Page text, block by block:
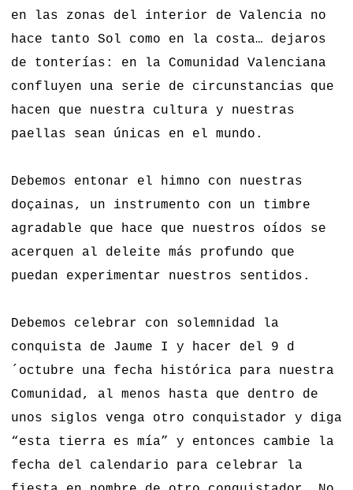
en las zonas del interior de Valencia no
hace tanto Sol como en la costa… dejaros
de tonterías: en la Comunidad Valenciana
confluyen una serie de circunstancias que
hacen que nuestra cultura y nuestras
paellas sean únicas en el mundo.
Debemos entonar el himno con nuestras
doçainas, un instrumento con un timbre
agradable que hace que nuestros oídos se
acerquen al deleite más profundo que
puedan experimentar nuestros sentidos.
Debemos celebrar con solemnidad la
conquista de Jaume I y hacer del 9 d
´octubre una fecha histórica para nuestra
Comunidad, al menos hasta que dentro de
unos siglos venga otro conquistador y diga
“esta tierra es mía” y entonces cambie la
fecha del calendario para celebrar la